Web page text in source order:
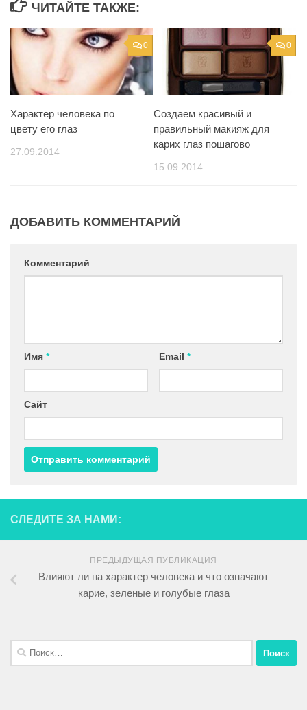
ЧИТАЙТЕ ТАКЖЕ:
0
Характер человека по
цвету его глаз
27.09.2014
0
Создаем красивый и
правильный макияж для
карих глаз пошагово
15.09.2014
ДОБАВИТЬ КОММЕНТАРИЙ
Комментарий
Имя * Email *
Сайт
СЛЕДИТЕ ЗА НАМИ:
ПРЕДЫДУЩАЯ ПУБЛИКАЦИЯ
Влияют ли на характер человека и что означают
карие, зеленые и голубые глаза